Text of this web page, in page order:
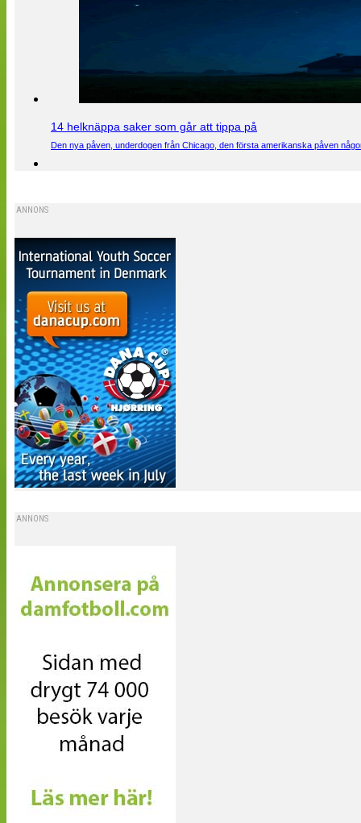
14 helknäppa saker som går att tippa på
Den nya påven, underdogen från Chicago, den första amerikanska påven
ANNONS
ANNONS